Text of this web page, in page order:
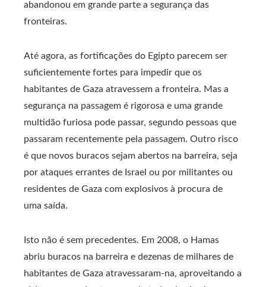
abandonou em grande parte a segurança das
fronteiras.
Até agora, as fortificações do Egipto parecem ser
suficientemente fortes para impedir que os
habitantes de Gaza atravessem a fronteira. Mas a
segurança na passagem é rigorosa e uma grande
multidão furiosa pode passar, segundo pessoas que
passaram recentemente pela passagem. Outro risco
é que novos buracos sejam abertos na barreira, seja
por ataques errantes de Israel ou por militantes ou
residentes de Gaza com explosivos à procura de
uma saída.
Isto não é sem precedentes. Em 2008, o Hamas
abriu buracos na barreira e dezenas de milhares de
habitantes de Gaza atravessaram-na, aproveitando a